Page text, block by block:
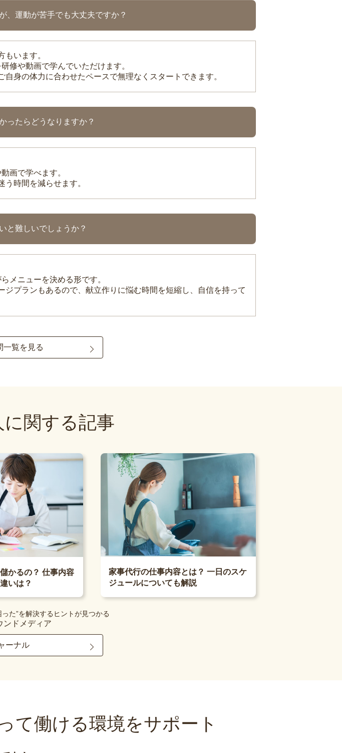
、運動が苦手でも大丈夫ですか？
います。
修や動画で学んでいただけます。
身の体力に合わせたペースで無理なくスタートできます。
ったらどうなりますか？
画で学べます。
時間を減らせます。
と難しいでしょうか？
メニューを決める形です。
プランもあるので、献立作りに悩む時間を短縮し、自信を持って
一覧を見る
関する記事
かるの？ 仕事内容
いは？
家事代行の仕事内容とは？ 一日のスケ
ジュールについても解説
た”を解決するヒントが見つかる
ンドメディア
ーナル
て働ける環境をサポート